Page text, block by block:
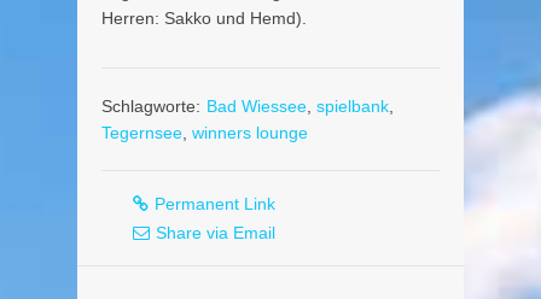
Herren: Sakko und Hemd).
Schlagworte: Bad Wiessee spielbank
Tegernsee winners lounge
Permanent Link
Share via Email